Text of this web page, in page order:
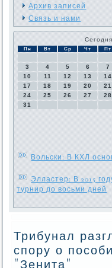
Архив записей
Связь и нами
Пн Вт Ср Чт Пт
3
4 5 6 7
10
11 12 13 14
17
18 19 20 21
24
25 26 27 28
31
Вольски: В КХЛ
Элластер: В 2015
турнир до восьми дней
Трибунал
спору о